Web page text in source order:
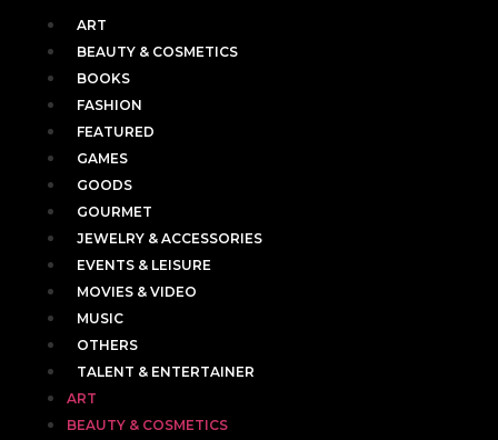
ART
BEAUTY & COSMETICS
BOOKS
FASHION
FEATURED
GAMES
GOODS
GOURMET
JEWELRY & ACCESSORIES
EVENTS & LEISURE
MOVIES & VIDEO
MUSIC
OTHERS
TALENT & ENTERTAINER
ART
BEAUTY & COSMETICS